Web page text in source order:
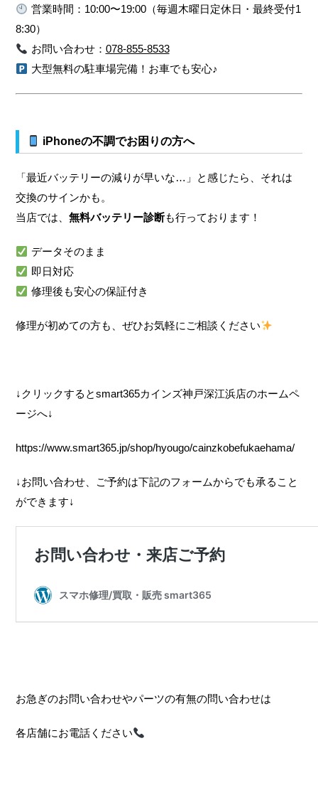
営業時間：10:00〜19:00（毎週木曜日定休日・最終受付1
8:30）
お問い合わせ： 078-855-8533
大型無料の駐車場完備！お車でも安心♪
iPhoneの不調でお困りの方へ
「最近バッテリーの減りが早いな…」と感じたら、それは
交換のサインかも。
当店では、無料バッテリー診断も行っております！
データそのまま
即日対応
修理後も安心の保証付き
修理が初めての方も、ぜひお気軽にご相談ください
↓クリックするとsmart365カインズ神戸深江浜店のホームペ
ージへ↓
https://www.smart365.jp/shop/hyougo/cainzkobefukaehama/
↓お問い合わせ、ご予約は下記のフォームからでも承ること
ができます↓
お急ぎのお問い合わせやパーツの有無の問い合わせは
各店舗にお電話ください